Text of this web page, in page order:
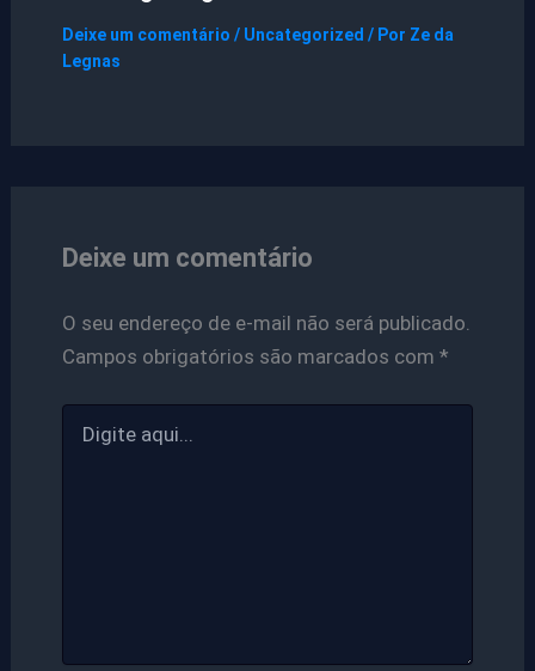
Deixe um comentário / Uncategorized / Por Ze da
Legnas
Deixe um comentário
O seu endereço de e-mail não será publicado.
Campos obrigatórios são marcados com *
aqui...